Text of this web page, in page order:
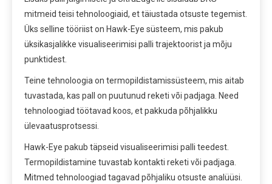
mitmeid teisi tehnoloogiaid, et täiustada otsuste tegemist.
Üks selline tööriist on Hawk-Eye süsteem, mis pakub
üksikasjalikke visualiseerimisi palli trajektoorist ja mõju
punktidest.
Teine tehnoloogia on termopildistamissüsteem, mis aitab
tuvastada, kas pall on puutunud reketi või padjaga. Need
tehnoloogiad töötavad koos, et pakkuda põhjalikku
ülevaatusprotsessi.
Hawk-Eye pakub täpseid visualiseerimisi palli teedest.
Termopildistamine tuvastab kontakti reketi või padjaga.
Mitmed tehnoloogiad tagavad põhjaliku otsuste analüüsi.